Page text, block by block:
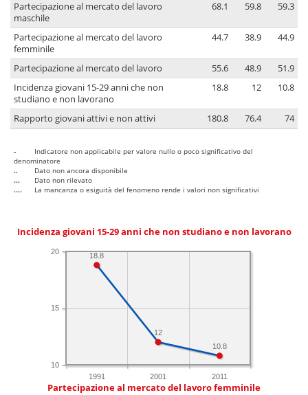
Partecipazione al mercato del lavoro
maschile
68.1 59.8 59.3
Partecipazione al mercato del lavoro
femminile
44.7 38.9 44.9
Partecipazione al mercato del lavoro 55.6 48.9
51.9
Incidenza giovani 15-29 anni che non
studiano e non lavorano
18.8 12 10.8
Rapporto giovani attivi e non attivi 180.8 76.4 74
-
Indicatore non applicabile per valore nullo o poco significativo del
denominatore
..
Dato non ancora disponibile
...
Dato non rilevato
....
La mancanza o esiguità del fenomeno rende i valori non significativi
Incidenza giovani 15-29 anni che non studiano e non lavorano
1991 2001 2011
10
15
20
10.8
12
18.8
Partecipazione al mercato del lavoro femminile